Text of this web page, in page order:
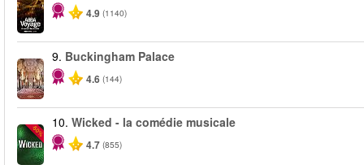
4.9 (1140)
9. Buckingham Palace
4.6 (144)
-50%
10. Wicked - la comédie musicale
4.7 (855)